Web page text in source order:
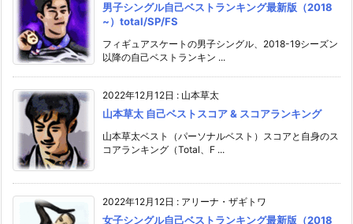
男子シングル自己ベストランキング最新版（2018
~）total/SP/FS
フィギュアスケートの男子シングル、2018-19シーズン
以降の自己ベストランキン ...
2022年12月12日 : 山本草太
山本草太 自己ベストスコア & スコアランキング
山本草太ベスト（パーソナルベスト）スコアと自身のス
コアランキング（Total、F ...
2022年12月12日 : アリーナ・ザギトワ
女子シングル自己ベストランキング最新版（2018